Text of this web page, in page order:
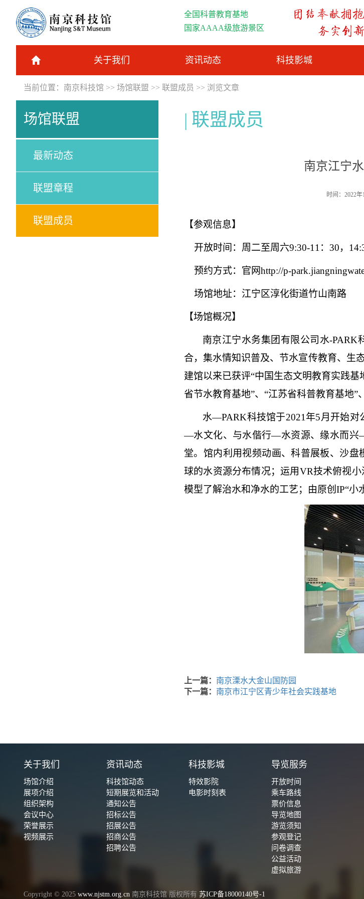
全国科普教育基地
国家AAAA级旅游景区
关于我们 资讯动态 科技影城
当前位置： 南京科技馆 >> 场馆联盟 >> 联盟成员 >> 浏览文章
场馆联盟
最新动态
联盟章程
联盟成员
联盟成员
南京江宁
时间：2022年
【参观信息】
开放时间：周二至周六9:30-11：30，
预约方式：官网http://p-
场馆地址：江宁区淳化街道竹山南路
【场馆概况】
南京江宁水务集团有限公司水-PARK
合，集水情知识普及、节水宣传教育、生
建馆以来已获评“中国生态文明教育实践基
省节水教育基地”、“江苏省科普教育基地”
水—PARK科技馆于2021年5月开始对
—水文化、与水偕行—水资源、缘水而
堂。馆内利用视频动画、科普展板、沙
球的水资源分布情况；运用VR技术俯视
模型了解治水和净水的工艺；由原创IP“小
上一篇： 南京溧水大金山国防园
下一篇： 南京市江宁区青少年社会实践基地
关于我们
场馆介绍
展项介绍
组织架构
会议中心
荣誉展示
视频展示
资讯动态
科技馆动态
短期展览和活动
通知公告
招标公告
招展公告
招商公告
招聘公告
科技影城
特效影院
电影时刻表
导览服务
开放时间
乘车路线
票价信息
导览地图
游览须知
参观登记
问卷调查
公益活动
虚拟旅游
Copyright © 2025 www.njstm.org.cn 南京科技馆 版权所有 苏ICP备18000140号-1